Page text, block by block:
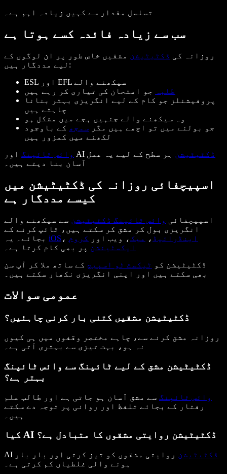
تسلسل مقدار سے کہیں زیادہ اہم ہے۔
سب سے زیادہ فائدہ کسے ہوتا ہے
روزانہ کی ڈکٹیٹیشن مشقیں خاص طور پر ان لوگوں کے
لیے مددگار ہیں:
ESL اور EFL سیکھنے والے
طلبہ
جو امتحان کی تیاری کر رہے ہیں
پروفیشنلز جو کام کے لیے انگریزی بہتر بنانا
چاہتے ہیں
وہ سیکھنے والے جنہیں ہجے میں مشکل ہو
جو بولنے میں تو اچھے ہیں مگر سمجھ کے باوجود
لکھنے میں کمزور ہیں
وائس ٹائپنگ اور AI ڈکٹیٹیشن
ہر سطح کے لیے یہ عمل
آسان بنا دیتے ہیں۔
اسپیچفائی روزانہ کی ڈکٹیٹیشن میں
کیسے مددگار ہے
اسپیچفائی وائس ٹائپنگ ڈکٹیٹیشن سے سیکھنے والے
انگریزی بول کر مشق کر سکتے ہیں، ٹائپ کرنے کے
iOS ، اینڈرائیڈ ، میک، ویب اور
کروم
ایکسٹینشن پر بھی کام کرتا ہے۔
ڈکٹیٹیشن کو ٹیکسٹ ٹو اسپیچ کے ساتھ ملا کر آپ سن
بھی سکتے ہیں اور اپنی انگریزی نکھار سکتے ہیں۔
عمومی سوالات
ڈکٹیٹیشن مشقیں کتنی بار کرنی چاہئیں؟
روزانہ مشق کرنے سے، چاہے مختصر وقفوں میں ہی کیوں
نہ ہو، بہت تیزی سے بہتری آتی ہے۔
ڈکٹیٹیشن مشق کے لیے ٹائپنگ سے وائس ٹائپنگ
بہتر ہے؟
وائس ٹائپنگ سے مشق آسان ہو جاتی ہے اور طالب علم
رفتار کے بجائے تلفظ اور روانی پر توجہ دے سکتے
ہیں۔
کیا AI ڈکٹیٹیشن روایتی مشقوں کا متبادل ہے؟
AI ڈکٹیٹیشن روایتی مشقوں کو تیز کرتی اور بار بار
ہونے والی غلطیاں کم کرتی ہے۔